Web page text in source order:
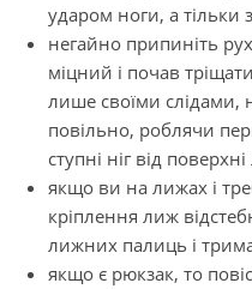
ударом ноги, а тільки
негайно припиніть
міцний і почав
лише своїми слідами,
повільно, роблячи
ступні ніг від
якщо ви на лижах і
кріплення лиж
лижних палиць і
якщо є рюкзак, то